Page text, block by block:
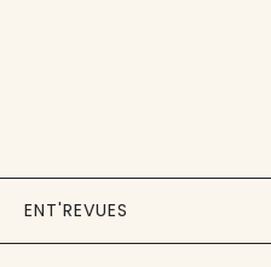
ENT'REVUES